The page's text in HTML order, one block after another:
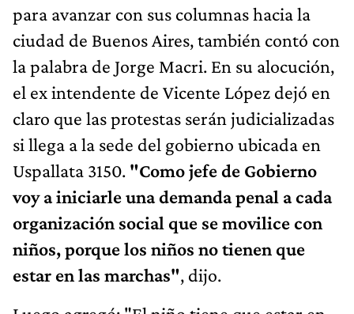
para avanzar con sus columnas hacia la
ciudad de Buenos Aires, también contó con
la palabra de Jorge Macri. En su alocución,
el ex intendente de Vicente López dejó en
claro que las protestas serán judicializadas
si llega a la sede del gobierno ubicada en
Uspallata 3150. "Como jefe de Gobierno
voy a iniciarle una demanda penal a cada
organización social que se movilice con
niños, porque los niños no tienen que
estar en las marchas", dijo.